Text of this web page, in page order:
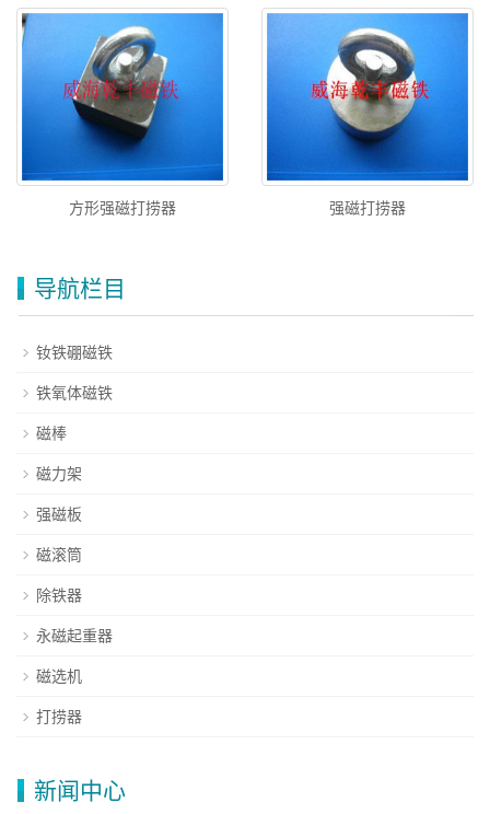
方形强磁打捞器 强磁打捞器
导航栏目
钕铁硼磁铁
铁氧体磁铁
磁棒
磁力架
强磁板
磁滚筒
除铁器
永磁起重器
磁选机
打捞器
新闻中心